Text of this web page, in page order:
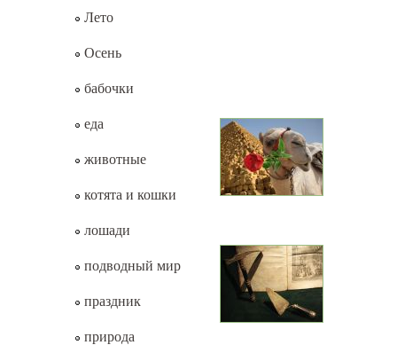
Лето
Осень
бабочки
еда
животные
котята и кошки
лошади
подводный мир
праздник
природа